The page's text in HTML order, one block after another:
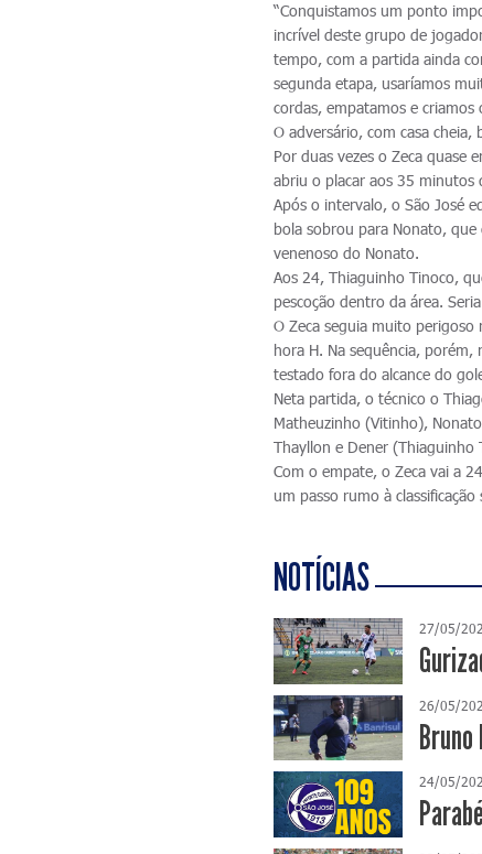
“Conquistamos um ponto
incrível deste grupo de
tempo, com a partida ainda
segunda etapa, usaríamos
cordas, empatamos e criamos
O adversário, com casa
Por duas vezes o Zeca quase
abriu o placar aos 35 minutos
Após o intervalo, o São José
bola sobrou para Nonato,
venenoso do Nonato.
Aos 24, Thiaguinho Tinoco,
pescoção dentro da área.
O Zeca seguia muito
hora H. Na sequência,
testado fora do alcance do
Neta partida, o técnico o
Matheuzinho (Vitinho),
Thayllon e Dener (Thiaguinho
Com o empate, o Zeca vai a
um passo rumo à
NOTÍCIAS
27/05/
26/05/
24/05/